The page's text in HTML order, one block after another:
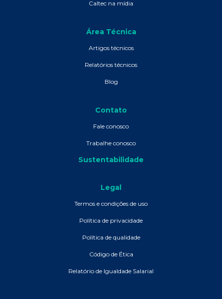
Caltec na mídia
Área Técnica
Artigos técnicos
Relatórios técnicos
Blog
Contato
Fale conosco
Trabalhe conosco
Sustentabilidade
Legal
Termos e condições de uso
Política de privacidade
Política de qualidade
Código de Ética
Relatório de Igualdade Salarial